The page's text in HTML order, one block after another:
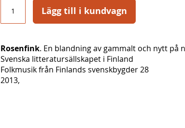
Lägg till i kundvagn
Rosenfink. En blandning av gammalt och nytt på
Svenska litteratursällskapet i Finland
Folkmusik från Finlands svenskbygder 28
2013,